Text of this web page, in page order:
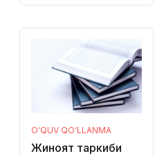
O‘QUV QO‘LLANMA
Жиноят таркиби